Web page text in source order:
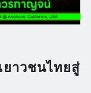
ยาวชนไทยสู่